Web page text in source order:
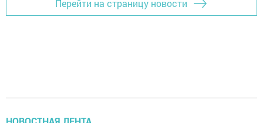
Перейти на страницу новости